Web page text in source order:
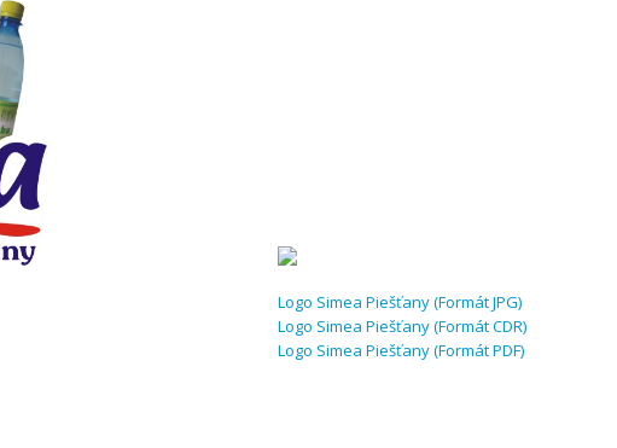
Logo Simea Piešťany (Formát JPG)
Logo Simea Piešťany (Formát CDR)
Logo Simea Piešťany (Formát PDF)